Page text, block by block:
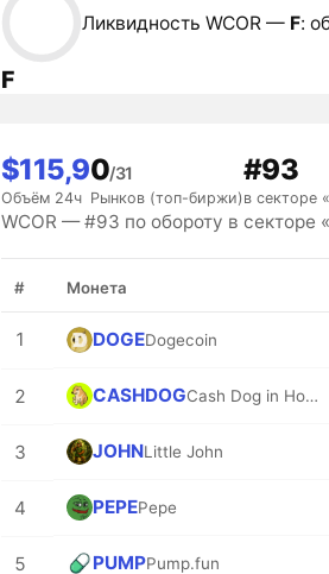
F
Ликвидность WCOR — F:
$115,9
Объём 24ч
0/31
Рынков (топ-биржи)
#93
в секторе
WCOR — #93 по обороту в секторе
# Монета
1 DOGEDogecoin
2 CASHDOG Cash Dog in Hood
3 JOHNLittle John
4 PEPEPepe
5 PUMPPump.fun